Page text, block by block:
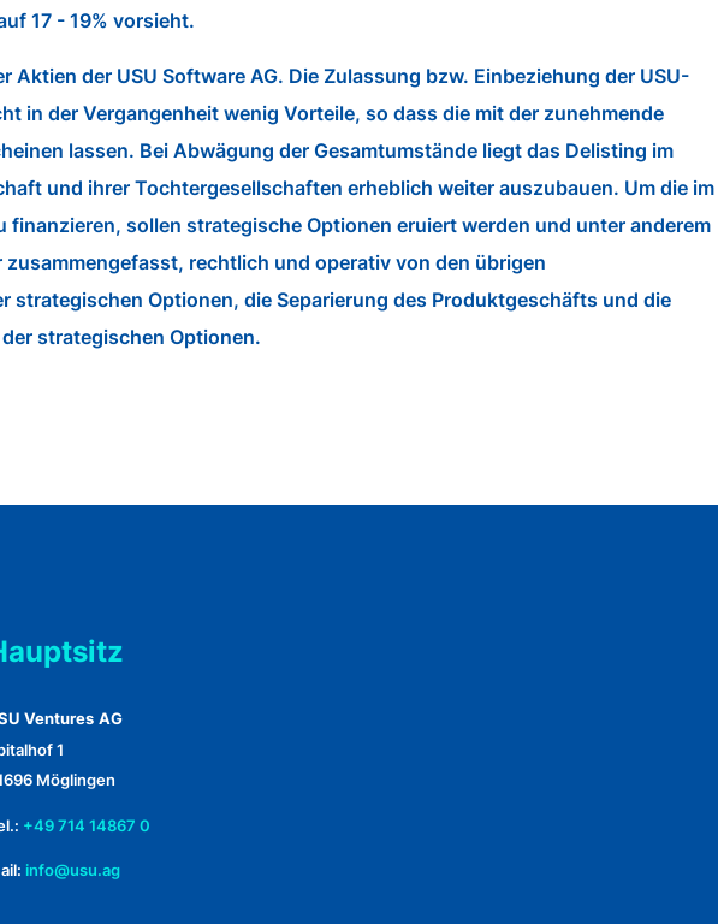
17 - 19% vorsieht.
der USU Software AG. Die Zulassung bzw. Einbeziehung der USU-
in der Vergangenheit wenig Vorteile, so dass die mit der zunehmende
lassen. Bei Abwägung der Gesamtumstände liegt das Delisting im
und ihrer Tochtergesellschaften erheblich weiter auszubauen. Um die im
sollen strategische Optionen eruiert werden und unter anderem
rechtlich und operativ von den übrigen
strategischen Optionen, die Separierung des Produktgeschäfts und die
strategischen Optionen.
Ventures AG
1
Möglingen
+49 714 14867 0
info@usu.ag